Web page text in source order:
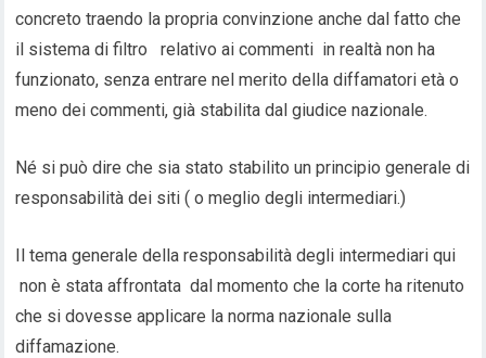
concreto traendo la propria convinzione anche dal fatto che
il sistema di filtro relativo ai commenti in realtà non ha
funzionato, senza entrare nel merito della diffamatori età o
meno dei commenti, già stabilita dal giudice nazionale.
Né si può dire che sia stato stabilito un principio generale di
responsabilità dei siti ( o meglio degli intermediari.)
Il tema generale della responsabilità degli intermediari qui
non è stata affrontata dal momento che la corte ha ritenuto
che si dovesse applicare la norma nazionale sulla
diffamazione.